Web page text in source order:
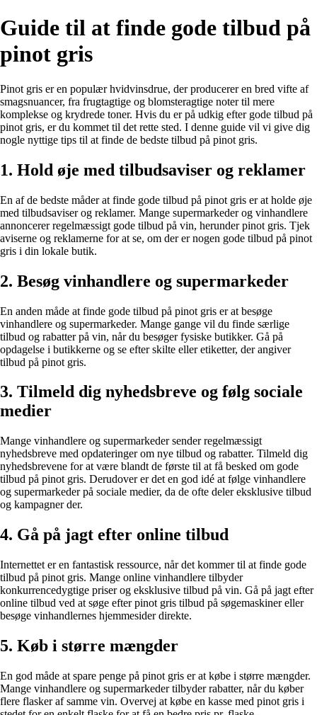
Guide til at finde gode tilbud på
pinot gris
Pinot gris er en populær hvidvinsdrue, der producerer en bred vifte af
smagsnuancer, fra frugtagtige og blomsteragtige noter til mere
komplekse og krydrede toner. Hvis du er på udkig efter gode tilbud på
pinot gris, er du kommet til det rette sted. I denne guide vil vi give dig
nogle nyttige tips til at finde de bedste tilbud på pinot gris.
1. Hold øje med tilbudsaviser og reklamer
En af de bedste måder at finde gode tilbud på pinot gris er at holde øje
med tilbudsaviser og reklamer. Mange supermarkeder og vinhandlere
annoncerer regelmæssigt gode tilbud på vin, herunder pinot gris. Tjek
aviserne og reklamerne for at se, om der er nogen gode tilbud på pinot
gris i din lokale butik.
2. Besøg vinhandlere og supermarkeder
En anden måde at finde gode tilbud på pinot gris er at besøge
vinhandlere og supermarkeder. Mange gange vil du finde særlige
tilbud og rabatter på vin, når du besøger fysiske butikker. Gå på
opdagelse i butikkerne og se efter skilte eller etiketter, der angiver
tilbud på pinot gris.
3. Tilmeld dig nyhedsbreve og følg sociale
medier
Mange vinhandlere og supermarkeder sender regelmæssigt
nyhedsbreve med opdateringer om nye tilbud og rabatter. Tilmeld dig
nyhedsbrevene for at være blandt de første til at få besked om gode
tilbud på pinot gris. Derudover er det en god idé at følge vinhandlere
og supermarkeder på sociale medier, da de ofte deler eksklusive tilbud
og kampagner der.
4. Gå på jagt efter online tilbud
Internettet er en fantastisk ressource, når det kommer til at finde gode
tilbud på pinot gris. Mange online vinhandlere tilbyder
konkurrencedygtige priser og eksklusive tilbud på vin. Gå på jagt efter
online tilbud ved at søge efter pinot gris tilbud på søgemaskiner eller
besøge vinhandlernes hjemmesider direkte.
5. Køb i større mængder
En god måde at spare penge på pinot gris er at købe i større mængder.
Mange vinhandlere og supermarkeder tilbyder rabatter, når du køber
flere flasker af samme vin. Overvej at købe en kasse med pinot gris i